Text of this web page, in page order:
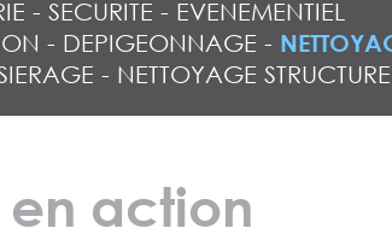
- SECURITE - EVENEMENTIEL
- DEPIGEONNAGE -
- NETTOYAGE STRUCTURE
en action